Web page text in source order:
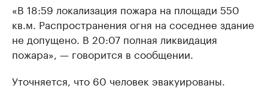
«В 18:59 локализация пожара на площади 550
кв.м. Распространения огня на соседнее здание
не допущено. В 20:07 полная ликвидация
пожара», — говорится в сообщении.
Уточняется, что 60 человек эвакуированы.